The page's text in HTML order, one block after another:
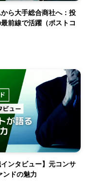
ら大手総合商社へ：投
前線で活躍（ポストコ
インタビュー】元コンサ
ンドの魅力